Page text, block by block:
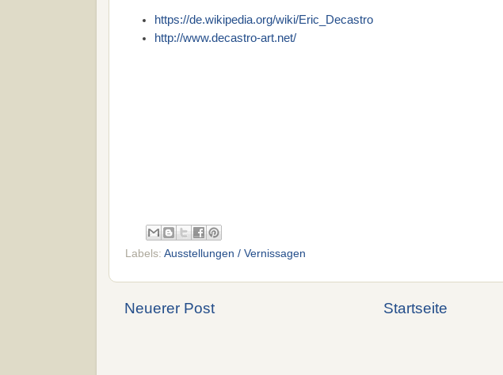
https://de.wikipedia.org/wiki/Eric_Decastro
http://www.decastro-art.net/
Labels: Ausstellungen / Vernissagen
Neuerer Post Startseite